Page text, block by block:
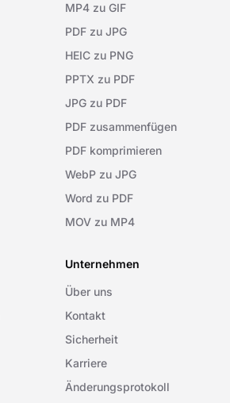
MP4 zu GIF
PDF zu JPG
HEIC zu PNG
PPTX zu PDF
JPG zu PDF
PDF zusammenfügen
PDF komprimieren
WebP zu JPG
Word zu PDF
MOV zu MP4
Unternehmen
Über uns
Kontakt
Sicherheit
Karriere
Änderungsprotokoll